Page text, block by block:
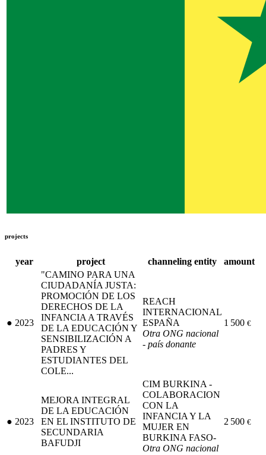
projects
year project channeling entity amount
● 2023
"CAMINO PARA UNA
CIUDADANÍA JUSTA:
PROMOCIÓN DE LOS
DERECHOS DE LA
INFANCIA A TRAVÉS
DE LA EDUCACIÓN Y
SENSIBILIZACIÓN A
PADRES Y
ESTUDIANTES DEL
COLE...
REACH
INTERNACIONAL
ESPAÑA
Otra ONG nacional
- país donante
1 500 €
● 2023
MEJORA INTEGRAL
DE LA EDUCACIÓN
EN EL INSTITUTO DE
SECUNDARIA
BAFUDJI
CIM BURKINA -
COLABORACION
CON LA
INFANCIA Y LA
MUJER EN
BURKINA FASO-
Otra ONG nacional
2 500 €